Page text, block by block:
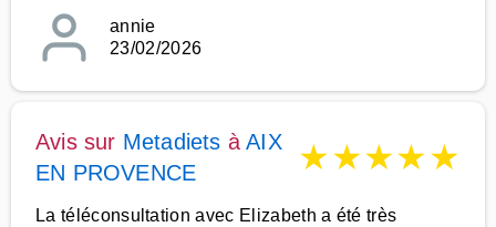
annie
23/02/2026
Avis sur Metadiets àAIX
EN PROVENCE
★★★★★
La téléconsultation avec Elizabeth a été très